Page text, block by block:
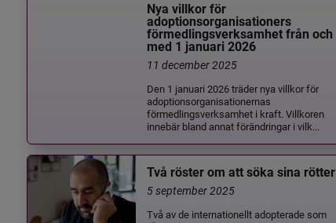
Nya villkor för
adoptionsorganisationers
förmedlingsverksamhet från och
med 1 januari 2026
11 december 2025
Den 1 januari 2026 träder nya villkor för
adoptionsorganisationernas
förmedlingsverksamhet i kraft. Villkoren
innebär bland annat förändringar i vilk...
Två röster om att söka sina rötter
5 september 2025
Två av de internationellt adopterade som